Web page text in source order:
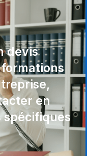
devis
en
spécifiques